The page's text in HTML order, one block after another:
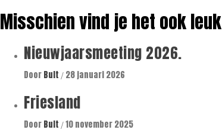
Misschien vind je het ook leuk
Nieuwjaarsmeeting 2026.
DoorBult / 28 januari 2026
Friesland
DoorBult /10 november 2025